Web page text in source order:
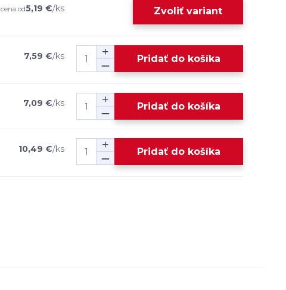
cena od5,19 €/ks Zvoliť variant
7,59 €/ks Pridať do košíka
7,09 €/ks Pridať do košíka
10,49 €/ks Pridať do košíka